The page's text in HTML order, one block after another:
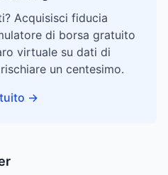
Acquisisci fiducia
di borsa gratuito
virtuale su dati di
un centesimo.
→